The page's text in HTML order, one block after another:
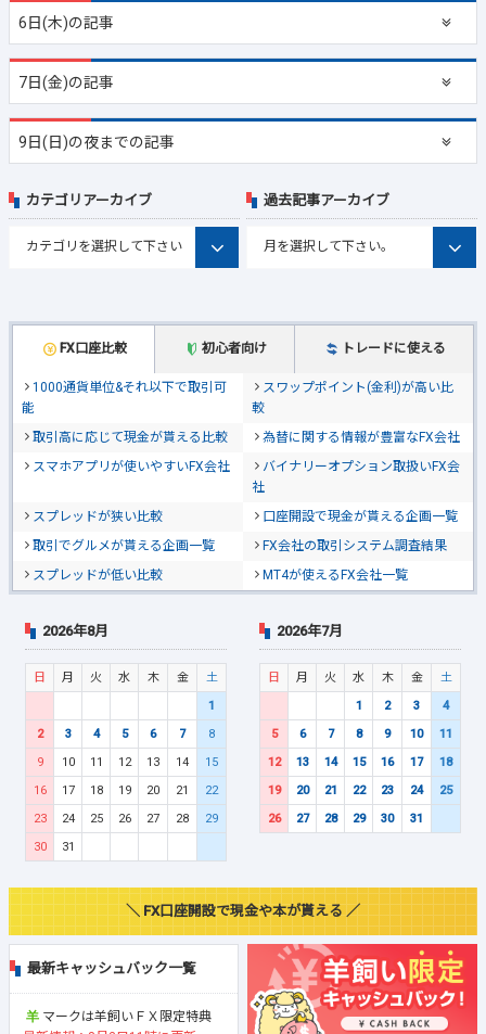
6日(木)の記事
7日(金)の記事
9日(日)の夜までの記事
FX口座比較 初心者向け トレードに使える
1000通貨単位&それ以下で取引可
能
スワップポイント(金利)が高い比
較
取引高に応じて現金が貰える比較
為替に関する情報が豊富なFX会社
スマホアプリが使いやすいFX会社
バイナリーオプション取扱いFX会
社
スプレッドが狭い比較
口座開設で現金が貰える企画一覧
取引でグルメが貰える企画一覧
FX会社の取引システム調査結果
スプレッドが低い比較
MT4が使えるFX会社一覧
カテゴリアーカイブ 過去記事アーカイブ
2026年8月
日 月 火 水 木 金
土
1
2
3 4 5 6 7
8
9
10 11 12 13 14
15
16
17 18 19 20 21
22
23
24 25 26 27 28
29
30
31
2026年7月
日 月 火 水 木 金
土
1
2 3
4
5
6 7 8 9 10
11
12
13 14 15 16 17
18
19
20 21 22 23 24
25
26
27 28 29 30 31
＼ FX口座開設で現金や本が貰える ／
最新キャッシュバック一覧
マークは羊飼いＦＸ限定特典